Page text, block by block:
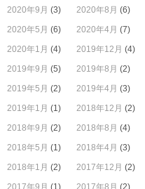
2020年9月 (3) 2020年8月 (6)
2020年5月 (6) 2020年4月 (7)
2020年1月 (4) 2019年12月 (4)
2019年9月 (5) 2019年8月 (2)
2019年5月 (2) 2019年4月 (3)
2019年1月 (1) 2018年12月 (2)
2018年9月 (2) 2018年8月 (4)
2018年5月 (1) 2018年4月 (3)
2018年1月 (2) 2017年12月 (2)
2017年9月 (1) 2017年8月 (2)